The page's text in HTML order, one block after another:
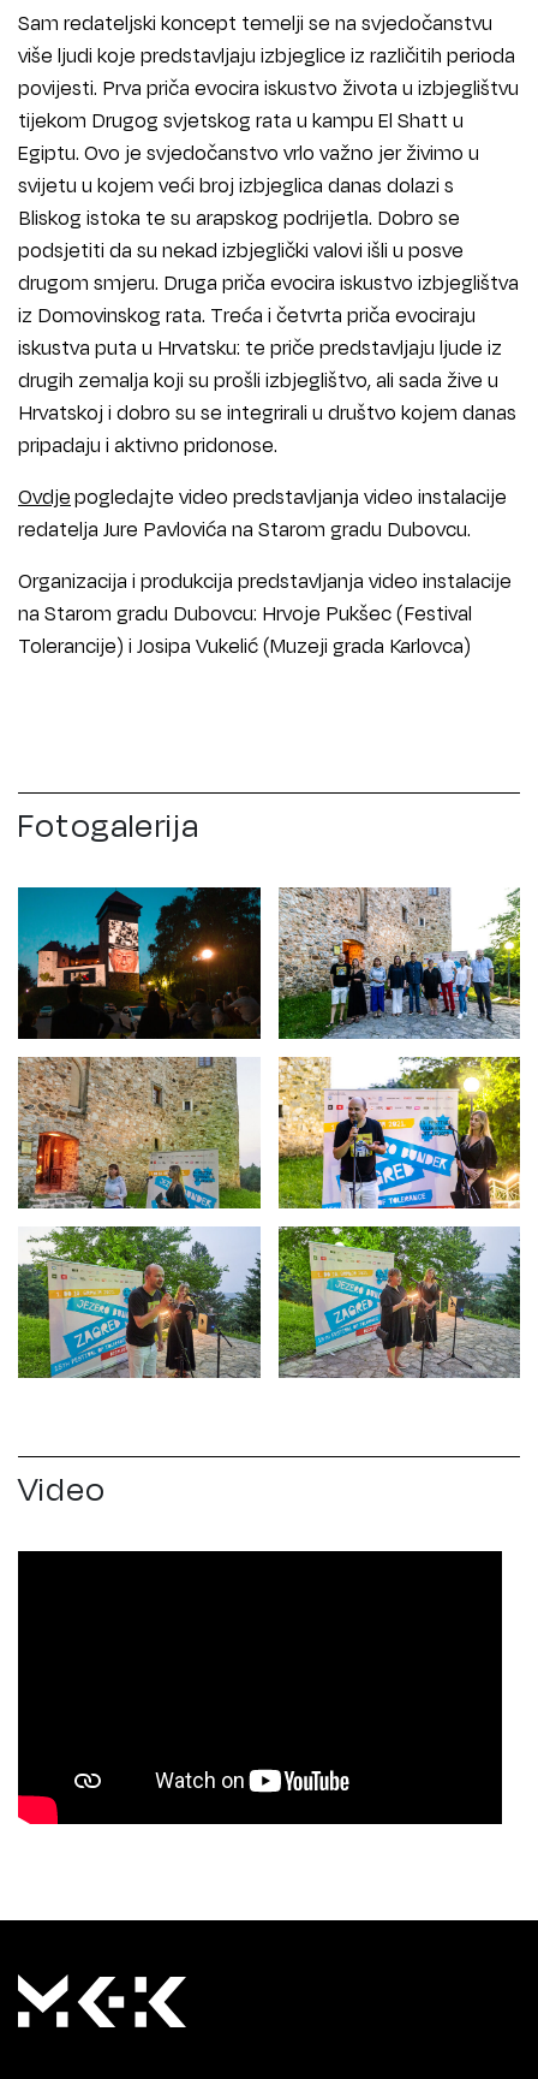
Sam redateljski koncept temelji se na svjedočanstvu
više ljudi koje predstavljaju izbjeglice iz različitih perioda
povijesti. Prva priča evocira iskustvo života u izbjeglištvu
tijekom Drugog svjetskog rata u kampu El Shatt u
Egiptu. Ovo je svjedočanstvo vrlo važno jer živimo u
svijetu u kojem veći broj izbjeglica danas dolazi s
Bliskog istoka te su arapskog podrijetla. Dobro se
podsjetiti da su nekad izbjeglički valovi išli u posve
drugom smjeru. Druga priča evocira iskustvo izbjeglištva
iz Domovinskog rata. Treća i četvrta priča evociraju
iskustva puta u Hrvatsku: te priče predstavljaju ljude iz
drugih zemalja koji su prošli izbjeglištvo, ali sada žive u
Hrvatskoj i dobro su se integrirali u društvo kojem danas
pripadaju i aktivno pridonose.
Ovdjepogledajte video predstavljanja video instalacije
redatelja Jure Pavlovića na Starom gradu Dubovcu.
Organizacija i produkcija predstavljanja video instalacije
na Starom gradu Dubovcu: Hrvoje Pukšec (Festival
Tolerancije) i Josipa Vukelić (Muzeji grada Karlovca)
Fotogalerija
Video